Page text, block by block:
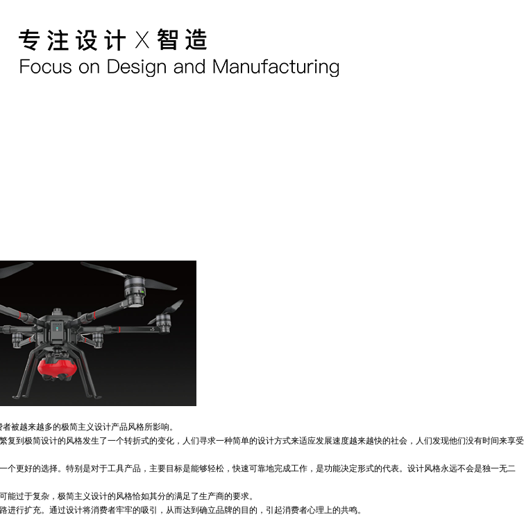
越来越多的极简主义设计产品风格所影响。
极简设计的风格发生了一个转折式的变化，人们寻求一种简单的设计方式来适应发展速度越来越快的社会，人们发现他们没有时间来享受
好的选择。特别是对于工具产品，主要目标是能够轻松，快速可靠地完成工作，是功能决定形式的代表。设计风格永远不会是独一无二
过于复杂，极简主义设计的风格恰如其分的满足了生产商的要求。
扩充。通过设计将消费者牢牢的吸引，从而达到确立品牌的目的，引起消费者心理上的共鸣。